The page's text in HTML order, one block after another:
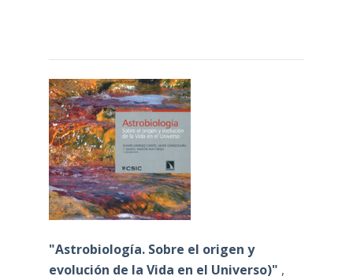
"Astrobiología. Sobre el origen y
evolución de la Vida en el Universo)" ,